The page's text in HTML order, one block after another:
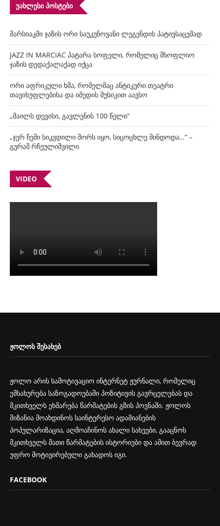
ᲣᲐᲮᲚᲔᲡᲘ ᲞᲝᲡᲢᲔᲑᲘ
მარსიაკში ჯაზის ორი საუკუნოვანი ლეგენდის პატივსაცემად
JAZZ IN MARCIAC პატარა სოფელი, რომელიც მსოფლიო
ჯაზის დედაქალაქად იქცა
ორი აფრიკული ხმა, რომელმაც ანტიკური თეატრი
თავისუფლებისა და იმედის მუსიკით აავსო
„მაილს დევისი, გავლენის 100 წელი“
„ჯერ ჩემი სიკვდილი შორს იყო, სიცოცხლე მინდოდა…“ –
გურამ რჩეულიშვილი
VIDEO
ᲟᲝᲚᲝᲡ ᲨᲔᲡᲐᲮᲔᲑ
ჟოლო არის სამოტივაციო ინტერნეტ ჟურნალი, რომელიც
ემსახურება საზოგადოებაში პოზიტივის გავრცელებას და
მკითხველს ეხმარება წარმატების გზის პოვნაში. ჟოლოს
მიზანია მოახდინოს საინტერესო ადამიანების
პოპულარიზაცია, აღმოაჩინოს ახალი სახეები, გააცნოს
მკითხველს მათი წარმატების ისტორიები და ამით ბევრად
უფრო მოტივირებული გახადოს იგი.
FACEBOOK